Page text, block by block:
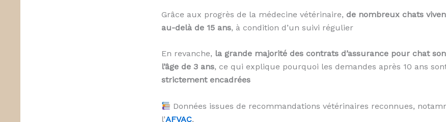
Grâce aux progrès de la médecine vétérinaire, de nombreux chats
au-delà de 15 ans, à condition d’un suivi régulier
En revanche, la grande majorité des contrats d’assurance pour chat
l’âge de 3 ans, ce qui explique pourquoi les demandes après 10 ans
strictement encadrées
Données issues de recommandations vétérinaires reconnues,
l’AFVAC.